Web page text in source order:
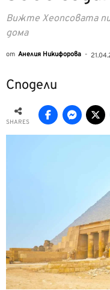
Вижте Хеопсовата
дома
от Анелия Никифорова -
Сподели
SHARES